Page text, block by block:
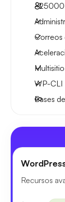
~25000
Correos
WP-CLI
Bases
Recursos